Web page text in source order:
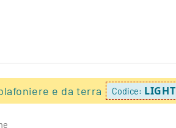
e da terra Codice: LIGHT